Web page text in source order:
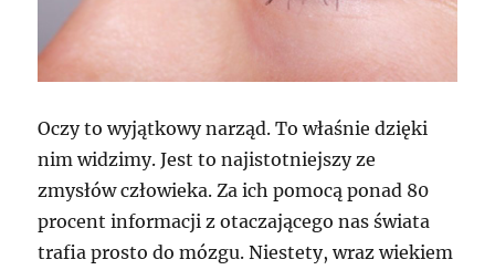
Oczy to wyjątkowy narząd. To właśnie dzięki
nim widzimy. Jest to najistotniejszy ze
zmysłów człowieka. Za ich pomocą ponad 80
procent informacji z otaczającego nas świata
trafia prosto do mózgu. Niestety, wraz wiekiem